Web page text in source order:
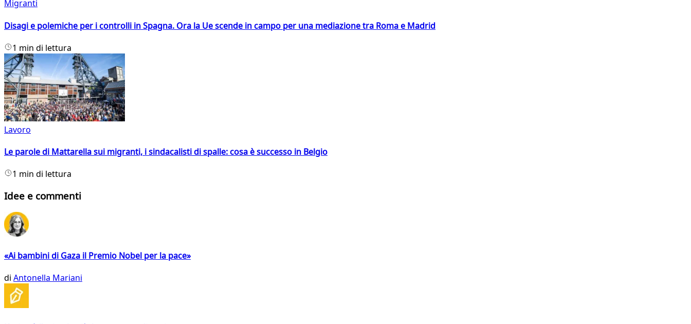
Migranti
Disagi e polemiche per i controlli in Spagna. Ora la Ue scende in campo per una mediazione tra Roma e Madrid
1 min di lettura
Lavoro
Le parole di Mattarella sui migranti, i sindacalisti di spalle: cosa è successo in Belgio
1 min di lettura
Idee e commenti
«Ai bambini di Gaza il Premio Nobel per la pace»
di Antonella Mariani